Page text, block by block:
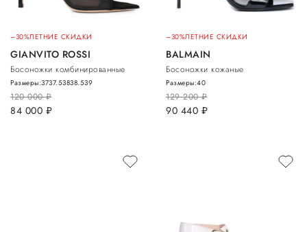
–30%ЛЕТНИЕ СКИДКИ
GIANVITO ROSSI
Босоножки комбинированные
120 000руб.
84 000 руб.
Размеры:3737.53838.539
–30%ЛЕТНИЕ СКИДКИ
BALMAIN
Босоножки кожаные
129 200руб.
90 440 руб.
Размеры:40